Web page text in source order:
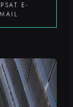
E-
MAIL